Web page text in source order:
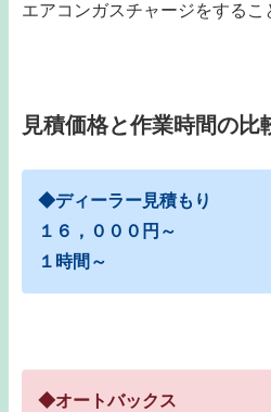
エアコンガスチャージをするこ
見積価格と作業時間の比
◆ディーラー見積もり
１６，０００円～
１時間～
◆オートバックス